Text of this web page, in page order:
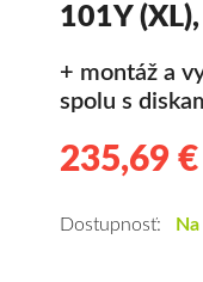
101Y
+ montáž a
spolu s
235,69 €
Dostupnosť: